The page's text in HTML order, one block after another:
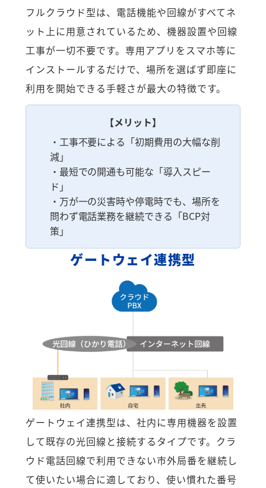
フルクラウド型は、電話機能や回線がすべてネ
ット上に用意されているため、機器設置や回線
工事が一切不要です。専用アプリをスマホ等に
インストールするだけで、場所を選ばず即座に
利用を開始できる手軽さが最大の特徴です。
【メリット】
・工事不要による「初期費用の大幅な削
減」
・最短での開通も可能な「導入スピー
ド」
・万が一の災害時や停電時でも、場所を
問わず電話業務を継続できる「BCP対
策」
ゲートウェイ連携型
ゲートウェイ連携型は、社内に専用機器を設置
して既存の光回線と接続するタイプです。クラ
ウド電話回線で利用できない市外局番を継続し
て使いたい場合に適しており、使い慣れた番号